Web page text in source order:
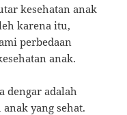
kesehatan anak
karena itu,
perbedaan
anak.
dengar adalah
yang sehat.